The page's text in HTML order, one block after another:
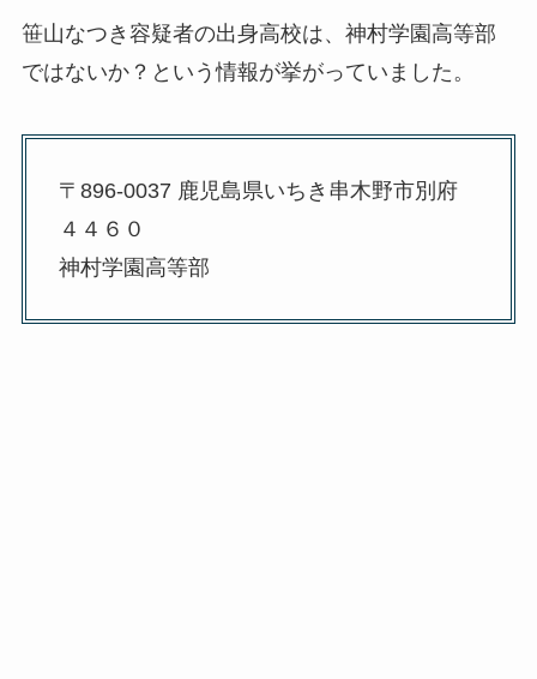
笹山なつき容疑者の出身高校は、神村学園高等部
ではないか？という情報が挙がっていました。
〒896-0037 鹿児島県いちき串木野市別府
４４６０
神村学園高等部